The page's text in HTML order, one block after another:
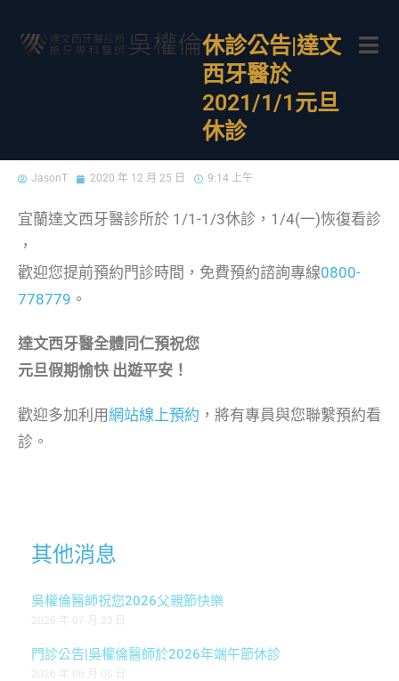
休診公告|達文
西牙醫於
2021/1/1元旦
休診
JasonT 2020 年 12 月 25 日 9:14 上午
宜蘭達文西牙醫診所於 1/1-1/3休診，1/4(一)恢復看診
，
歡迎您提前預約門診時間，免費預約諮詢專線0800-
778779 。
達文西牙醫全體同仁預祝您
元旦假期愉快 出遊平安！
歡迎多加利用網站線上預約 ，將有專員與您聯繫預約看
診。
其他消息
吳權倫醫師祝您2026父親節快樂
2026 年 07 月 23 日
門診公告|吳權倫醫師於2026年端午節休診
2026 年 06 月 05 日